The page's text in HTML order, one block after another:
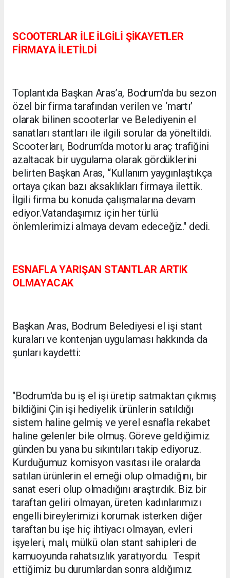
SCOOTERLAR İLE İLGİLİ ŞİKAYETLER
FİRMAYA İLETİLDİ
Toplantıda Başkan Aras’a, Bodrum’da bu sezon
özel bir firma tarafından verilen ve ‘martı’
olarak bilinen scooterlar ve Belediyenin el
sanatları stantları ile ilgili sorular da yöneltildi.
Scooterları, Bodrum’da motorlu araç trafiğini
azaltacak bir uygulama olarak gördüklerini
belirten Başkan Aras, “Kullanım yaygınlaştıkça
ortaya çıkan bazı aksaklıkları firmaya ilettik.
İlgili firma bu konuda çalışmalarına devam
ediyor.Vatandaşımız için her türlü
önlemlerimizi almaya devam edeceğiz." dedi.
ESNAFLA YARIŞAN STANTLAR ARTIK
OLMAYACAK
Başkan Aras, Bodrum Belediyesi el işi stant
kuraları ve kontenjan uygulaması hakkında da
şunları kaydetti:
"Bodrum'da bu iş el işi üretip satmaktan çıkmış
bildiğini Çin işi hediyelik ürünlerin satıldığı
sistem haline gelmiş ve yerel esnafla rekabet
haline gelenler bile olmuş. Göreve geldiğimiz
günden bu yana bu sıkıntıları takip ediyoruz.
Kurduğumuz komisyon vasıtası ile oralarda
satılan ürünlerin el emeği olup olmadığını, bir
sanat eseri olup olmadığını araştırdık. Biz bir
taraftan geliri olmayan, üreten kadınlarımızı
engelli bireylerimizi korumak isterken diğer
taraftan bu işe hiç ihtiyacı olmayan, evleri
işyeleri, malı, mülkü olan stant sahipleri de
kamuoyunda rahatsızlık yaratıyordu. Tespit
ettiğimiz bu durumlardan sonra aldığımız